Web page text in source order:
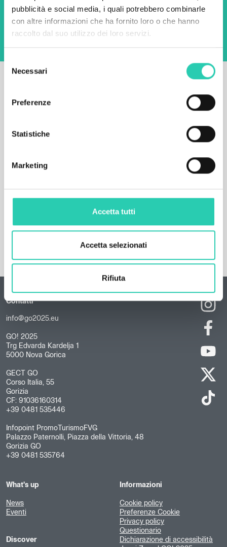
pubblicità e social media, i quali potrebbero combinarle
con altre informazioni che ha fornito loro o che hanno
raccolto dal suo utilizzo dei loro servizi.
Selezione
delNecessari
Preferenze
Statistiche
Marketing
Accetta tutti
Accetta selezionati
Rifiuta
l'archiviazione e la gestione dei dati su questo
sito web.Privacy policy
Contatti
info@go2025.eu
GO! 2025
Trg Edvarda Kardelja 1
5000 Nova Gorica
GECT GO
Corso Italia, 55
Gorizia
CF: 91036160314
+39 0481 535446
Infopoint PromoTurismoFVG
Palazzo Paternolli, Piazza della Vittoria, 48
Gorizia GO
+39 0481 535764
What's up
News
Eventi
Discover
Informazioni
Cookie policy
Preferenze Cookie
Privacy policy
Questionario
Dichiarazione di accessibilità